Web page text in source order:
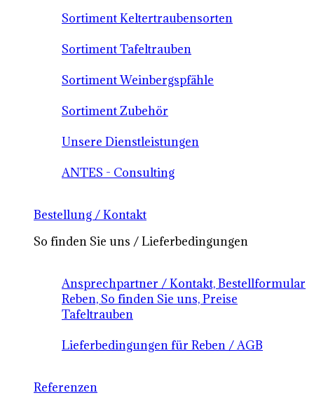
Sortiment Keltertraubensorten
Sortiment Tafeltrauben
Sortiment Weinbergspfähle
Sortiment Zubehör
Unsere Dienstleistungen
ANTES - Consulting
Bestellung / Kontakt
So finden Sie uns / Lieferbedingungen
Ansprechpartner / Kontakt, Bestellformular
Reben, So finden Sie uns, Preise
Tafeltrauben
Lieferbedingungen für Reben / AGB
Referenzen